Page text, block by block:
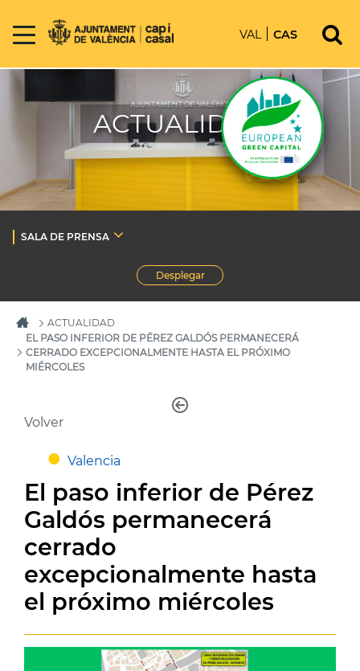
VAL CAS
ACTUALIDAD
SALA DE PRENSA
Desplegar
ACTUALIDAD
EL PASO INFERIOR DE PÉREZ GALDÓS PERMANECERÁ
CERRADO EXCEPCIONALMENTE HASTA EL PRÓXIMO
MIÉRCOLES
Volver
Valencia
El paso inferior de Pérez
Galdós permanecerá
cerrado
excepcionalmente hasta
el próximo miércoles